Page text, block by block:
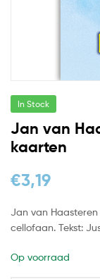
In Stock
Jan van
kaarten
€3,19
Jan van Haasteren
cellofaan. Tekst:
Op voorraad